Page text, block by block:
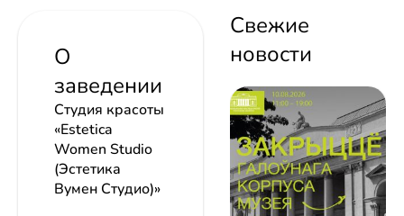
О
заведении
Студия красоты
«Estetica
Women Studio
(Эстетика
Вумен Студио)»
Свежие
новости